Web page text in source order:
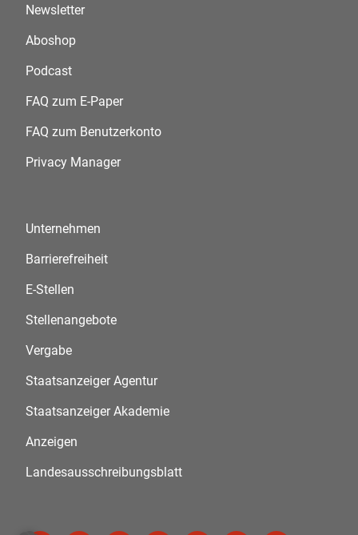
Newsletter
Aboshop
Podcast
FAQ zum E-Paper
FAQ zum Benutzerkonto
Privacy Manager
Unternehmen
Barrierefreiheit
E-Stellen
Stellenangebote
Vergabe
Staatsanzeiger Agentur
Staatsanzeiger Akademie
Anzeigen
Landesausschreibungsblatt